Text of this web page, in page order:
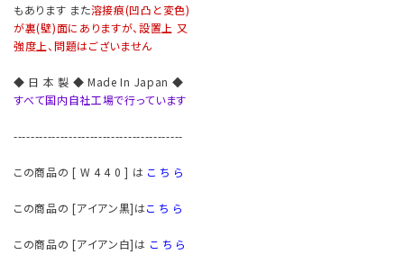
もあります また溶接痕(凹凸と変色)
が裏(壁)面にありますが、設置上 又
強度上、問題はございません
◆ 日 本 製 ◆ Made In Japan ◆
すべて国内自社工場で行っています
----------------------------------------
この商品の [ W 4 4 0 ] は こ ち ら
この商品の [アイアン黒]はこ ち ら
この商品の [アイアン白]は こ ち ら